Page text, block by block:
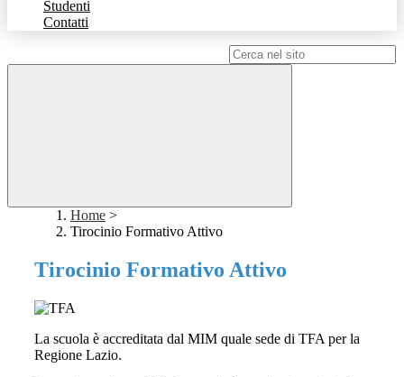
Studenti
Contatti
Home >
Tirocinio Formativo Attivo
Tirocinio Formativo Attivo
La scuola è accreditata dal MIM quale sede di TFA per la
Regione Lazio.